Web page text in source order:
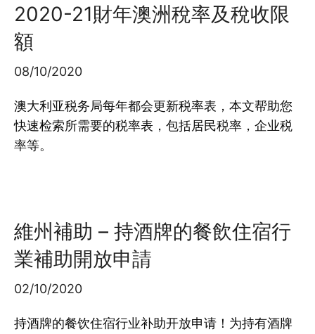
2020-21財年澳洲稅率及稅收限
額
08/10/2020
澳大利亚税务局每年都会更新税率表，本文帮助您
快速检索所需要的税率表，包括居民税率，企业税
率等。
維州補助 – 持酒牌的餐飲住宿行
業補助開放申請
02/10/2020
持酒牌的餐饮住宿行业补助开放申请！为持有酒牌